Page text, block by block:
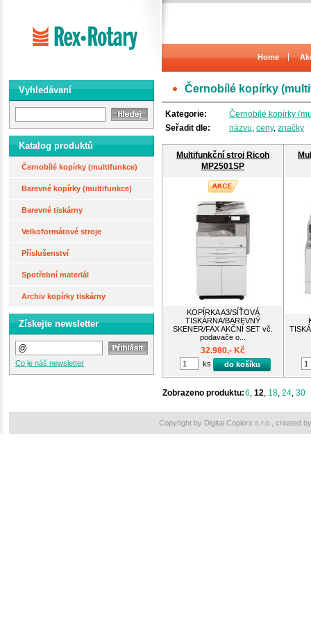
Vyhledávaní
Katalog produktů
Černobílé kopírky (multifunkce)
Barevné kopírky (multifunkce)
Barevné tiskárny
Velkoformátové stroje
Příslušenství
Spotřební materiál
Archiv kopírky tiskárny
Získejte newsletter
Co je náš newsletter
Home
Černobílé kopírky
Kategorie:
Černobílé kopírky
Seřadit dle:
názvu, ceny, značky
Multifunkční stroj Ricoh
MP2501SP
KOPÍRKA A3/SÍŤOVÁ
TISKÁRNA/BAREVNÝ
SKENER/FAX AKČNÍ SET vč.
podavače o...
32.980,- Kč
ks do košíku
Zobrazeno produktu:6, 12, 18, 24, 30
Copyright by Digital Copiers s.r.o., created